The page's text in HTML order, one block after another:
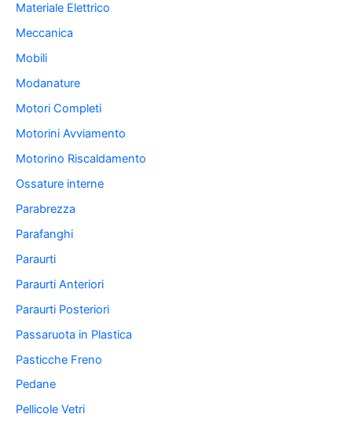
Materiale Elettrico
Meccanica
Mobili
Modanature
Motori Completi
Motorini Avviamento
Motorino Riscaldamento
Ossature interne
Parabrezza
Parafanghi
Paraurti
Paraurti Anteriori
Paraurti Posteriori
Passaruota in Plastica
Pasticche Freno
Pedane
Pellicole Vetri